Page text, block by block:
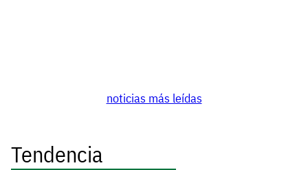
noticias más leídas
Tendencia